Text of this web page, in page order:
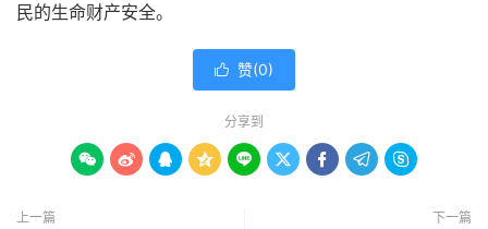
民的生命财产安全。
 赞(0)
分享到
        
上一篇 下一篇